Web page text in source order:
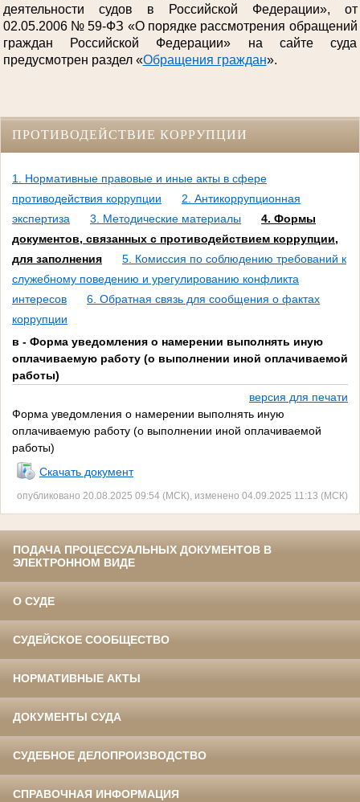
деятельности судов в Российской Федерации», от
02.05.2006 № 59-ФЗ «О порядке рассмотрения обращений
граждан Российской Федерации» на сайте суда
предусмотрен раздел «Обращения граждан».
ПРОТИВОДЕЙСТВИЕ КОРРУПЦИИ
1. Нормативные правовые и иные акты в сфере
противодействия коррупции
2. Антикоррупционная
экспертиза
3. Методические материалы
4. Формы
документов, связанных с противодействием коррупции,
для заполнения
5. Комиссия по соблюдению требований к
служебному поведению и урегулированию конфликта
интересов
6. Обратная связь для сообщения о фактах
коррупции
в - Форма уведомления о намерении выполнять иную
оплачиваемую работу (о выполнении иной оплачиваемой
работы)
версия для печати
Форма уведомления о намерении выполнять иную
оплачиваемую работу (о выполнении иной оплачиваемой
работы)
Скачать документ
опубликовано 20.08.2025 09:54 (МСК), изменено 04.09.2025 11:13 (МСК)
ПОДАЧА ПРОЦЕССУАЛЬНЫХ ДОКУМЕНТОВ В
ЭЛЕКТРОННОМ ВИДЕ
О СУДЕ
СУДЕЙСКОЕ СООБЩЕСТВО
НОРМАТИВНЫЕ АКТЫ
ДОКУМЕНТЫ СУДА
СУДЕБНОЕ ДЕЛОПРОИЗВОДСТВО
СПРАВОЧНАЯ ИНФОРМАЦИЯ